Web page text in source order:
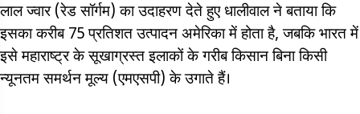
लाल ज्वार (रेड सॉर्गम) का उदाहरण देते हुए धालीवाल ने बताया कि
इसका करीब 75 प्रतिशत उत्पादन अमेरिका में होता है, जबकि भारत में
इसे महाराष्ट्र के सूखाग्रस्त इलाकों के गरीब किसान बिना किसी
न्यूनतम समर्थन मूल्य (एमएसपी) के उगाते हैं।